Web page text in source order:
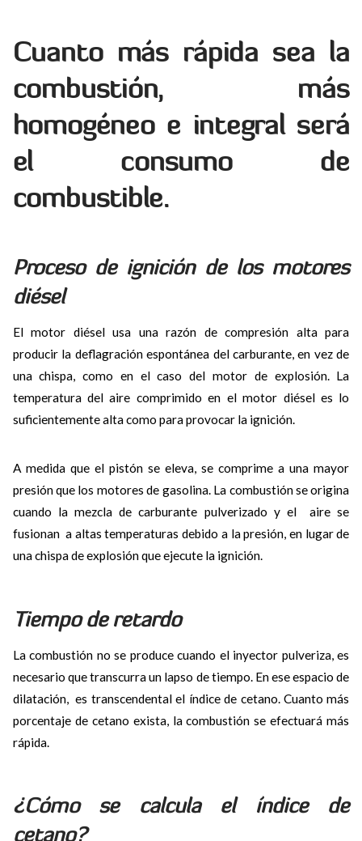
Cuanto más rápida sea la
combustión, más
homogéneo e integral será
el consumo de
combustible.
Proceso de ignición de los motores
diésel
El motor diésel usa una razón de compresión alta para
producir la deflagración espontánea del carburante, en vez de
una chispa, como en el caso del motor de explosión. La
temperatura del aire comprimido en el motor diésel es lo
suficientemente alta como para provocar la ignición.
A medida que el pistón se eleva, se comprime a una mayor
presión que los motores de gasolina. La combustión se origina
cuando la mezcla de carburante pulverizado y el aire se
fusionan a altas temperaturas debido a la presión, en lugar de
una chispa de explosión que ejecute la ignición.
Tiempo de retardo
La combustión no se produce cuando el inyector pulveriza, es
necesario que transcurra un lapso de tiempo. En ese espacio de
dilatación, es transcendental el índice de cetano. Cuanto más
porcentaje de cetano exista, la combustión se efectuará más
rápida.
¿Cómo se calcula el índice de
cetano?